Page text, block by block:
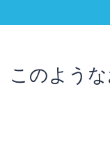
このよう